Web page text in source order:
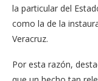
la particular del
como la de la
Veracruz.
Por esta razón,